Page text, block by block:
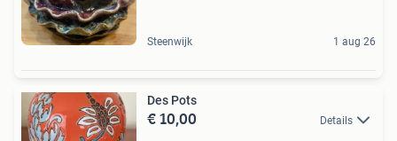
Steenwijk 1 aug 26
Des Pots
€ 10,00 Details